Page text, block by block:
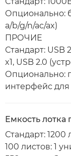
Опционально:
a/b/g/n/ac/ax)
ПРОЧИЕ
Стандарт: USB
x1, USB 2.0
Опционально:
интерфейс
Емкость лотка
Стандарт: 1200
100 листов: 1